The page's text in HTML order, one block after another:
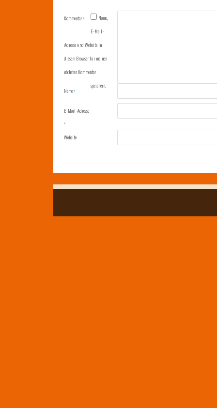
Kommentar*
Name*
E-Mail-Adresse
*
Website
Name,
E-Mail-
Adresse und Website in
diesem Browser für meinen
nächsten Kommentar
speichern.